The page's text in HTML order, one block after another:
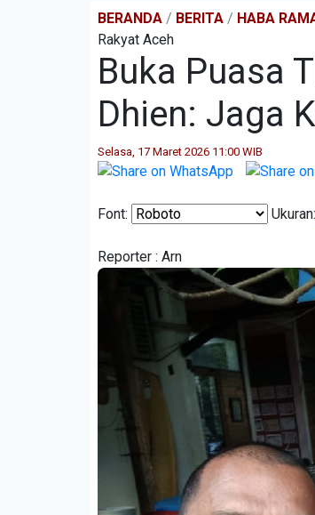
BERANDA / BERITA / HABA
Rakyat Aceh
Buka Puasa
Dhien: Jaga
Selasa, 17 Maret 2026 11:00 WIB
Font: Ukuran:
Reporter : Arn